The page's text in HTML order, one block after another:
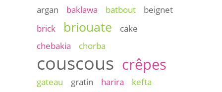
argan baklawa batbout
beignet
brick
briouate
cake
chebakia
chorba
couscous crêpes
gateau gratin harira
kefta